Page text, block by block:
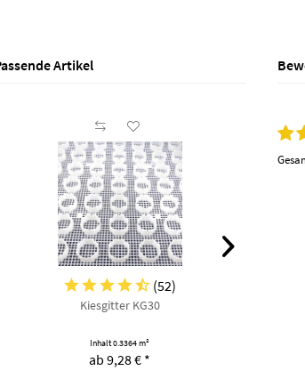
Artikel
(52)
Kiesgitter KG30
Inhalt0.3364 m²
ab 9,28 € *